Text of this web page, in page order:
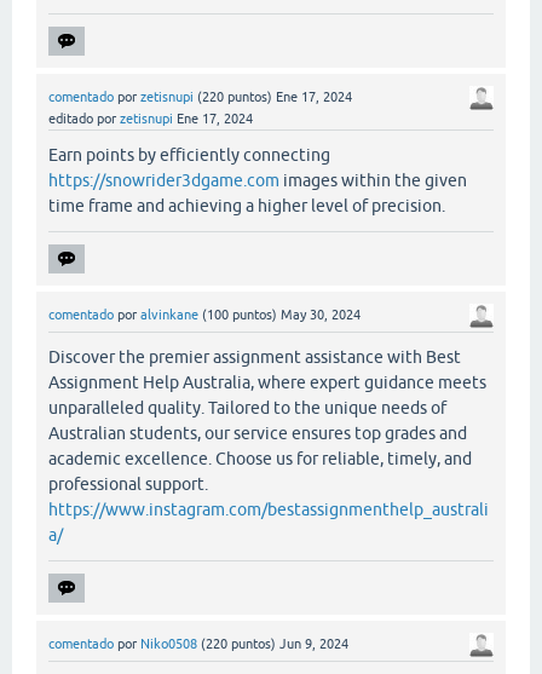
comentado por zetisnupi (220 puntos) Ene 17, 2024
editado por zetisnupi Ene 17, 2024
Earn points by efficiently connecting
https://snowrider3dgame.com images within the given
time frame and achieving a higher level of precision.
comentado por alvinkane (100 puntos) May 30, 2024
Discover the premier assignment assistance with Best
Assignment Help Australia, where expert guidance meets
unparalleled quality. Tailored to the unique needs of
Australian students, our service ensures top grades and
academic excellence. Choose us for reliable, timely, and
professional support.
https://www.instagram.com/bestassignmenthelp_australi
a/
comentado por Niko0508 (220 puntos) Jun 9, 2024